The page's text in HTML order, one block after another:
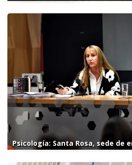
Psicología: Santa Rosa, sede de